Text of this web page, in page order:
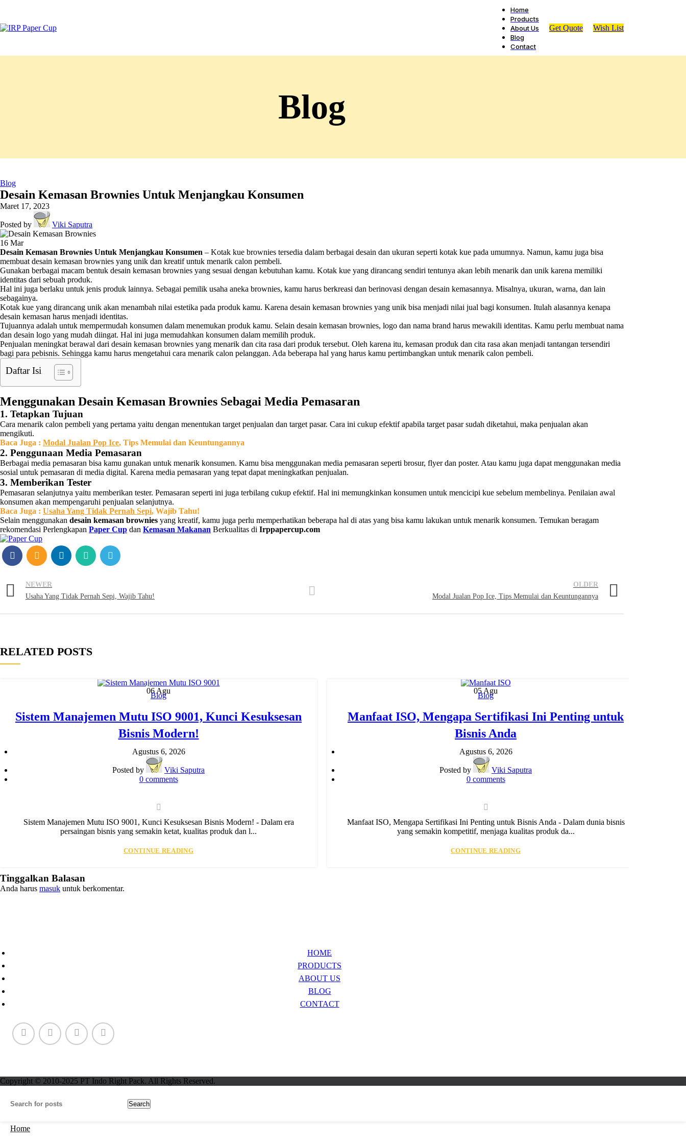
Home
Products
About Us
Blog
Contact
Get Quote Wish List
Blog
Blog
Desain Kemasan Brownies Untuk Menjangkau Konsumen
Maret 17, 2023
Posted by Viki Saputra
16 Mar
Desain Kemasan Brownies Untuk Menjangkau Konsumen – Kotak kue brownies tersedia dalam berbagai desain dan ukuran seperti kotak kue pada umumnya. Namun, kamu juga bisa
membuat desain kemasan brownies yang unik dan kreatif untuk menarik calon pembeli.
Gunakan berbagai macam bentuk desain kemasan brownies yang sesuai dengan kebutuhan kamu. Kotak kue yang dirancang sendiri tentunya akan lebih menarik dan unik karena memiliki
identitas dari sebuah produk.
Hal ini juga berlaku untuk jenis produk lainnya. Sebagai pemilik usaha aneka brownies, kamu harus berkreasi dan berinovasi dengan desain kemasannya. Misalnya, ukuran, warna, dan lain
sebagainya.
Kotak kue yang dirancang unik akan menambah nilai estetika pada produk kamu. Karena desain kemasan brownies yang unik bisa menjadi nilai jual bagi konsumen. Itulah alasannya kenapa
desain kemasan harus menjadi identitas.
Tujuannya adalah untuk mempermudah konsumen dalam menemukan produk kamu. Selain desain kemasan brownies, logo dan nama brand harus mewakili identitas. Kamu perlu membuat nama
dan desain logo yang mudah diingat. Hal ini juga memudahkan konsumen dalam memilih produk.
Penjualan meningkat berawal dari desain kemasan brownies yang menarik dan cita rasa dari produk tersebut. Oleh karena itu, kemasan produk dan cita rasa akan menjadi tantangan tersendiri
bagi para pebisnis. Sehingga kamu harus mengetahui cara menarik calon pelanggan. Ada beberapa hal yang harus kamu pertimbangkan untuk menarik calon pembeli.
Daftar Isi
Menggunakan Desain Kemasan Brownies Sebagai Media Pemasaran
1. Tetapkan Tujuan
Cara menarik calon pembeli yang pertama yaitu dengan menentukan target penjualan dan target pasar. Cara ini cukup efektif apabila target pasar sudah diketahui, maka penjualan akan
mengikuti.
Baca Juga : Modal Jualan Pop Ice, Tips Memulai dan Keuntungannya
2. Penggunaan Media Pemasaran
Berbagai media pemasaran bisa kamu gunakan untuk menarik konsumen. Kamu bisa menggunakan media pemasaran seperti brosur, flyer dan poster. Atau kamu juga dapat menggunakan media
sosial untuk pemasaran di media digital. Karena media pemasaran yang tepat dapat meningkatkan penjualan.
3. Memberikan Tester
Pemasaran selanjutnya yaitu memberikan tester. Pemasaran seperti ini juga terbilang cukup efektif. Hal ini memungkinkan konsumen untuk mencicipi kue sebelum membelinya. Penilaian awal
konsumen akan mempengaruhi penjualan selanjutnya.
Baca Juga : Usaha Yang Tidak Pernah Sepi, Wajib Tahu!
Selain menggunakan desain kemasan brownies yang kreatif, kamu juga perlu memperhatikan beberapa hal di atas yang bisa kamu lakukan untuk menarik konsumen. Temukan beragam
rekomendasi Perlengkapan Paper Cup dan Kemasan Makanan Berkualitas di Irppapercup.com
NEWER
Usaha Yang Tidak Pernah Sepi, Wajib Tahu!
OLDER
Modal Jualan Pop Ice, Tips Memulai dan Keuntungannya
RELATED POSTS
06Agu
Blog
Sistem Manajemen Mutu ISO 9001, Kunci Kesuksesan
Bisnis Modern!
Agustus 6, 2026
Posted by
Viki Saputra
0 comments
Sistem Manajemen Mutu ISO 9001, Kunci Kesuksesan Bisnis Modern! - Dalam era
persaingan bisnis yang semakin ketat, kualitas produk dan l...
CONTINUE READING
05Agu
Blog
Manfaat ISO, Mengapa Sertifikasi Ini Penting untuk
Bisnis Anda
Agustus 6, 2026
Posted by
Viki Saputra
0 comments
Manfaat ISO, Mengapa Sertifikasi Ini Penting untuk Bisnis Anda - Dalam dunia bisnis
yang semakin kompetitif, menjaga kualitas produk da...
CONTINUE READING
Tinggalkan Balasan
Anda harus masuk untuk berkomentar.
HOME
PRODUCTS
ABOUT US
BLOG
CONTACT
Copyright © 2010-2025 PT Indo Right Pack. All Rights Reserved.
Search
Home